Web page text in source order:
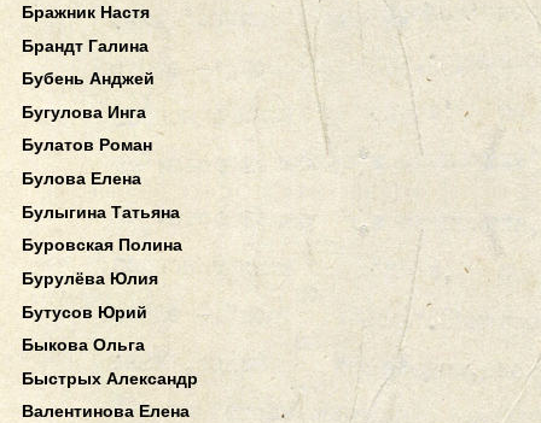
Бражник Настя
Брандт Галина
Бубень Анджей
Бугулова Инга
Булатов Роман
Булова Елена
Булыгина Татьяна
Буровская Полина
Бурулёва Юлия
Бутусов Юрий
Быкова Ольга
Быстрых Александр
Валентинова Елена